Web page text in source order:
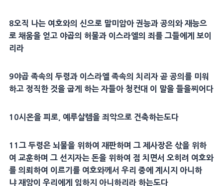
8오직 나는 여호와의 신으로 말미암아 권능과 공의와 재능으
로 채움을 얻고 야곱의 허물과 이스라엘의 죄를 그들에게 보이
리라
9야곱족속의 두령과 이스라엘 족속의 치리자 곧 공의를 미워
하고 정직한 것을 굽게 하는 자들아 청컨대 이 말을 들을찌어다
10시온을 피로, 예루살렘을 죄악으로 건축하는도다
11 그 두령은 뇌물을 위하여 재판하며 그 제사장은 삯을 위하
여 교훈하며 그 선지자는 돈을 위하여 점 치면서 오히려 여호와
를 의뢰하여 이르기를 여호와께서 우리 중에 계시지 아니하
냐재앙이 우리에게 임하지 아니하리라 하는도다